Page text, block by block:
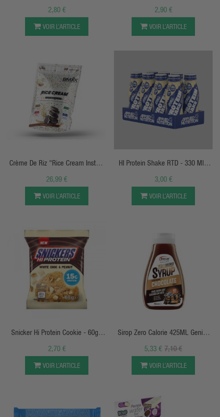
-
2,80 €
VOIR L’ARTICLE
Larry's
2,90 €
VOIR L’ARTICLE
Crème De Riz "Rice Cream Instant
Delicious Meal" - BMXX
26,99 €
VOIR L’ARTICLE
HI Protein Shake RTD - 330 Ml -
Applied Nutrition
3,00 €
VOIR L’ARTICLE
APERÇU RAPIDE
Snicker Hi Protein Cookie - 60g -
Mars Protein
2,70 €
VOIR L’ARTICLE
APERÇU RAPIDE
Sirop Zero Calorie 425ML Genius
Nutrition
7,10 €
5,33 €
VOIR L’ARTICLE